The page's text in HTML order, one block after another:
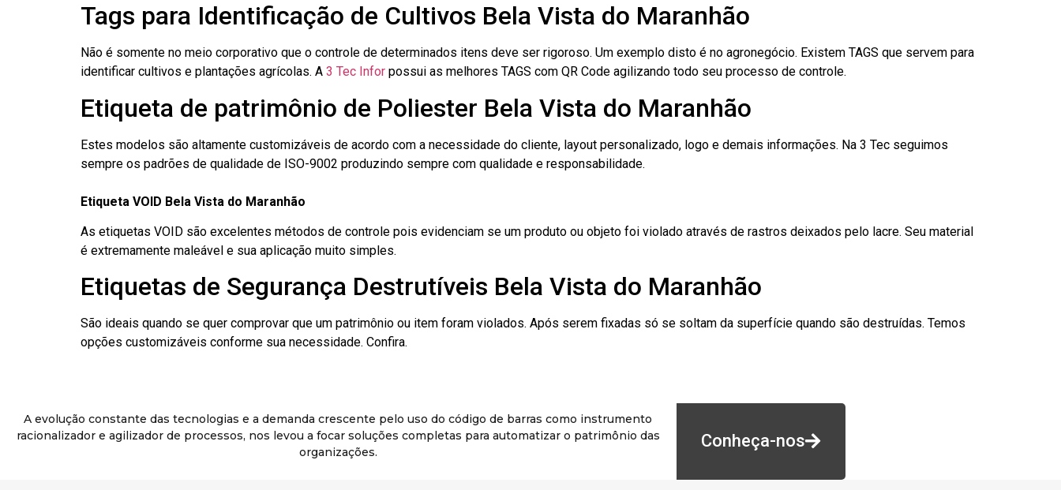
Tags para Identificação de Cultivos Bela Vista do Maranhão
Não é somente no meio corporativo que o controle de determinados itens deve ser rigoroso. Um exemplo disto é no agronegócio. Existem TAGS que servem para
identificar cultivos e plantações agrícolas. A 3 Tec Infor possui as melhores TAGS com QR Code agilizando todo seu processo de controle.
Etiqueta de patrimônio de Poliester Bela Vista do Maranhão
Estes modelos são altamente customizáveis de acordo com a necessidade do cliente, layout personalizado, logo e demais informações. Na 3 Tec seguimos
sempre os padrões de qualidade de ISO-9002 produzindo sempre com qualidade e responsabilidade.
Etiqueta VOID Bela Vista do Maranhão
As etiquetas VOID são excelentes métodos de controle pois evidenciam se um produto ou objeto foi violado através de rastros deixados pelo lacre. Seu material
é extremamente maleável e sua aplicação muito simples.
Etiquetas de Segurança Destrutíveis Bela Vista do Maranhão
São ideais quando se quer comprovar que um patrimônio ou item foram violados. Após serem fixadas só se soltam da superfície quando são destruídas. Temos
opções customizáveis conforme sua necessidade. Confira.
A evolução constante das tecnologias e a demanda crescente pelo uso do código de barras como instrumento
racionalizador e agilizador de processos, nos levou a focar soluções completas para automatizar o patrimônio das
organizações.
Conheça-nos